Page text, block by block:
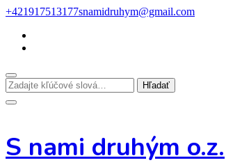
Preskoč
obsah
+421917513177snamidruhym@gmail.com
Hľadáte
niečo?
S nami druhým o.z.